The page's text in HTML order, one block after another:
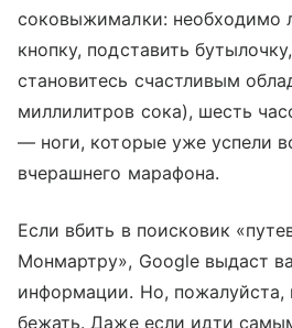
соковыжималки: необходимо
кнопку, подставить
становитесь счастливым
миллилитров сока), шесть
— ноги, которые уже успели
вчерашнего марафона.
Если вбить в поисковик
Монмартру», Google выдаст
информации. Но, пожалуйста,
бежать. Даже если идти